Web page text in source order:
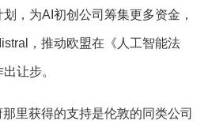
，为AI初创公司筹集更多资金，
，推动欧盟在《人工智能法
让步。
里获得的支持是伦敦的同类公司